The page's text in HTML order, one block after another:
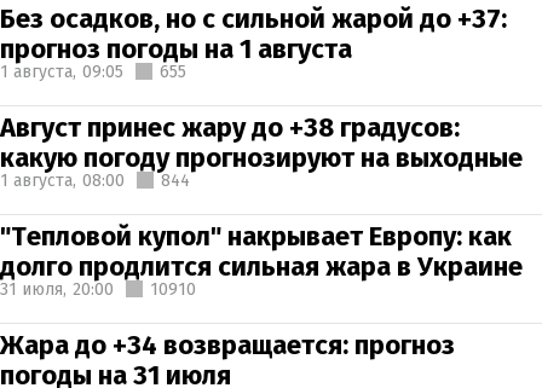
Без осадков, но с сильной жарой до +37:
прогноз погоды на 1 августа
1 августа, 09:05 655
Август принес жару до +38 градусов:
какую погоду прогнозируют на выходные
1 августа, 08:00 844
"Тепловой купол" накрывает Европу: как
долго продлится сильная жара в Украине
31 июля, 20:00 10910
Жара до +34 возвращается: прогноз
погоды на 31 июля